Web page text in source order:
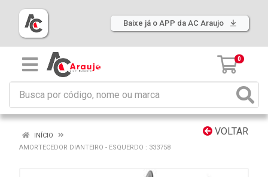
Baixe já o APP da AC Araujo
0
VOLTAR
INÍCIO
AMORTECEDOR DIANTEIRO - ESQUERDO : 333758